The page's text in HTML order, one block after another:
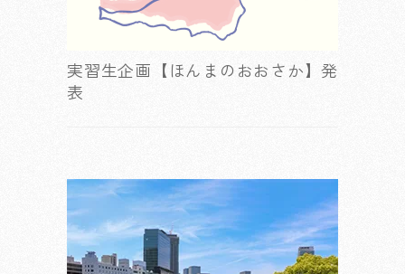
実習生企画【ほんまのおおさか】発
表